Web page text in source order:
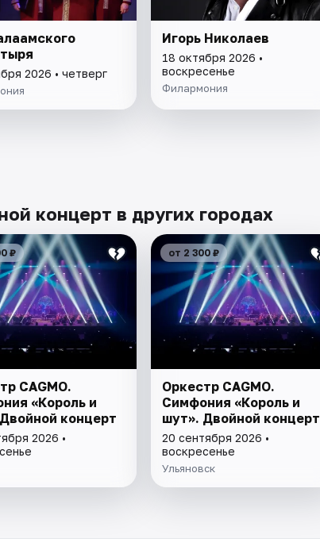
2026 • четверг
Игорь Николаев
18 октября 2026 •
воскресенье
Филармония
концерт в других городах
₽
CAGMO.
«Король и
концерт
2026 •
от 2 300 ₽
Оркестр CAGMO.
Симфония «Король и
шут». Двойной концерт
20 сентября 2026 •
воскресенье
Ульяновск